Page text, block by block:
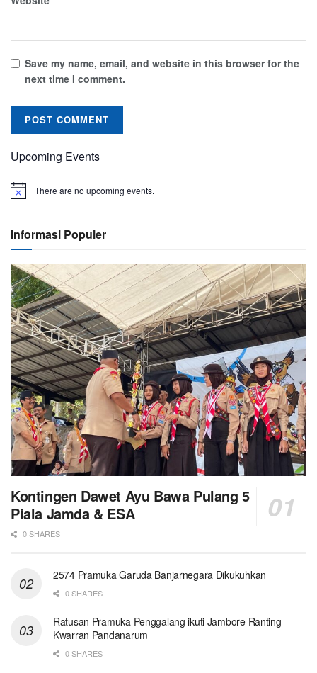
Save my name, email, and website in this browser for the
next time I comment.
Upcoming Events
There are no upcoming events.
Informasi Populer
Kontingen Dawet Ayu Bawa Pulang 5
Piala Jamda & ESA
0 SHARES
2574 Pramuka Garuda Banjarnegara Dikukuhkan
0 SHARES
Ratusan Pramuka Penggalang ikuti Jambore Ranting
Kwarran Pandanarum
0 SHARES